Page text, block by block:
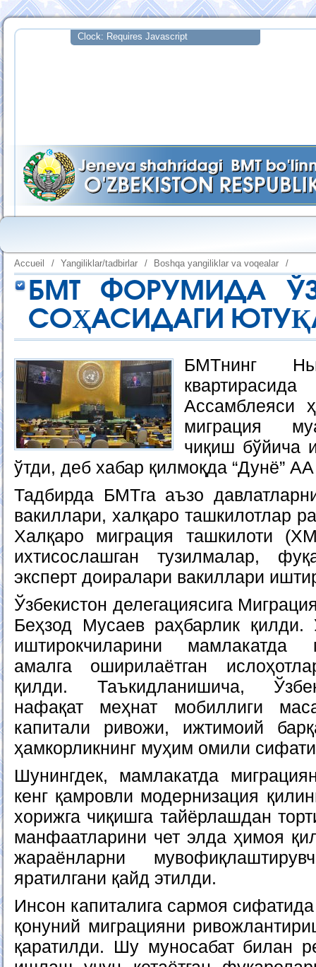
Accueil / Yangiliklar/tadbirlar / Boshqa yangiliklar va voqealar /
БМТ ФОРУМИДА
СОҲАСИДАГИ
БМТнинг
Ассамблеяси
миграция
чиқиш бўйича
ўтди, деб хабар қилмоқда “Дунё”
Тадбирда БМТга аъзо
вакиллари, халқаро ташкилотлар
Халқаро миграция ташкилоти
ихтисослашган тузилмалар,
эксперт доиралари вакиллари
Ўзбекистон делегациясига
Беҳзод Мусаев раҳбарлик
иштирокчиларини мамлакатда
амалга оширилаётган
қилди. Таъкидланишича,
нафақат меҳнат мобиллиги
капитали ривожи, ижтимоий
ҳамкорликнинг муҳим омили
Шунингдек, мамлакатда
кенг қамровли модернизация
хорижга чиқишга тайёрлашдан
манфаатларини чет элда ҳимоя
жараёнларни
яратилгани қайд этилди.
Инсон капиталига сармоя
қонуний миграцияни
қаратилди. Шу муносабат билан